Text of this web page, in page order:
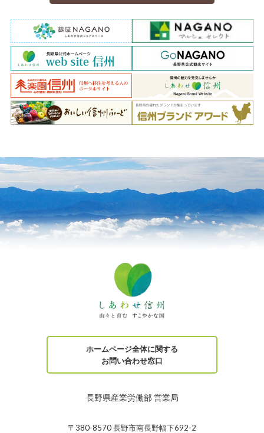
ホームページ全体に関する
お問い合わせ窓口
長野県産業労働部 営業局
〒380-8570 長野市南長野幅下692-2